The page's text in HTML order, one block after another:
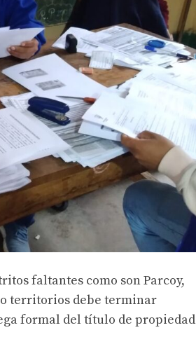
faltantes como son Parcoy,
territorios debe terminar
formal del título de propiedad